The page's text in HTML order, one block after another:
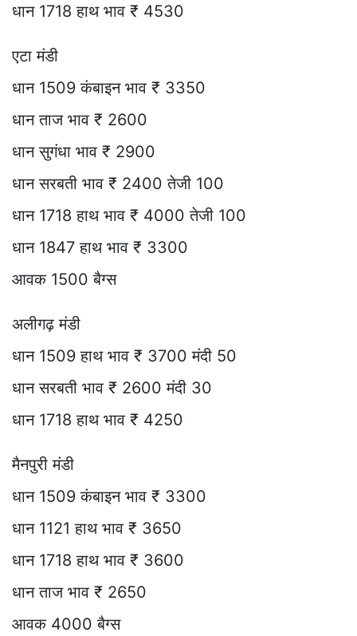
धान 1718 हाथ भाव ₹ 4530
एटा मंडी
धान 1509 कंबाइन भाव ₹ 3350
धान ताज भाव ₹ 2600
धान सुगंधा भाव ₹ 2900
धान सरबती भाव ₹ 2400 तेजी 100
धान 1718 हाथ भाव ₹ 4000 तेजी 100
धान 1847 हाथ भाव ₹ 3300
आवक 1500 बैग्स
अलीगढ़ मंडी
धान 1509 हाथ भाव ₹ 3700 मंदी 50
धान सरबती भाव ₹ 2600 मंदी 30
धान 1718 हाथ भाव ₹ 4250
मैनपुरी मंडी
धान 1509 कंबाइन भाव ₹ 3300
धान 1121 हाथ भाव ₹ 3650
धान 1718 हाथ भाव ₹ 3600
धान ताज भाव ₹ 2650
आवक 4000 बैग्स